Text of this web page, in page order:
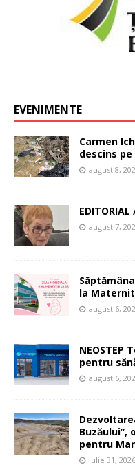
EVENIMENTE
Carmen
descins
august 8,
EDITORIAL
august 7,
la
august 6,
NEOSTEP
pentru
august 6,
Buzăului”,
pentru
iulie 31, 2026